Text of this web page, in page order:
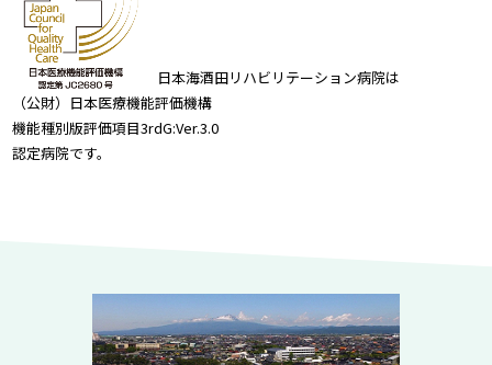
日本海酒田リハビリテーション病院は
（公財）日本医療機能評価機構
機能種別版評価項目3rdG:Ver.3.0
認定病院です。